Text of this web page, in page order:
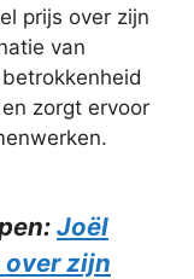
prijs over zijn
van
zorgt ervoor
Joël
over zijn